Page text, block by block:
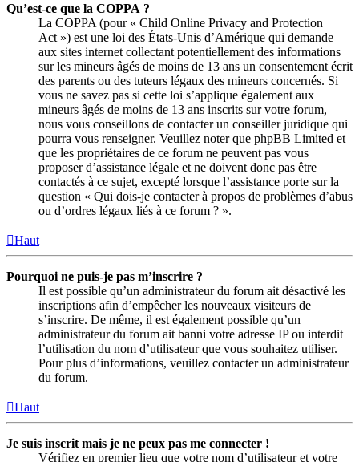
Qu’est-ce que la COPPA ?
La COPPA (pour « Child Online Privacy and Protection
Act ») est une loi des États-Unis d’Amérique qui demande
aux sites internet collectant potentiellement des informations
sur les mineurs âgés de moins de 13 ans un consentement écrit
des parents ou des tuteurs légaux des mineurs concernés. Si
vous ne savez pas si cette loi s’applique également aux
mineurs âgés de moins de 13 ans inscrits sur votre forum,
nous vous conseillons de contacter un conseiller juridique qui
pourra vous renseigner. Veuillez noter que phpBB Limited et
que les propriétaires de ce forum ne peuvent pas vous
proposer d’assistance légale et ne doivent donc pas être
contactés à ce sujet, excepté lorsque l’assistance porte sur la
question « Qui dois-je contacter à propos de problèmes d’abus
ou d’ordres légaux liés à ce forum ? ».
Haut
Pourquoi ne puis-je pas m’inscrire ?
Il est possible qu’un administrateur du forum ait désactivé les
inscriptions afin d’empêcher les nouveaux visiteurs de
s’inscrire. De même, il est également possible qu’un
administrateur du forum ait banni votre adresse IP ou interdit
l’utilisation du nom d’utilisateur que vous souhaitez utiliser.
Pour plus d’informations, veuillez contacter un administrateur
du forum.
Haut
Je suis inscrit mais je ne peux pas me connecter !
Vérifiez en premier lieu que votre nom d’utilisateur et votre